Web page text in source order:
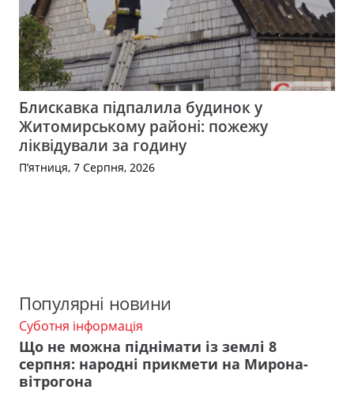
Блискавка підпалила будинок у
Житомирському районі: пожежу
ліквідували за годину
П’ятниця, 7 Серпня, 2026
Популярні новини
Суботня інформація
Що не можна піднімати із землі 8
серпня: народні прикмети на Мирона-
вітрогона